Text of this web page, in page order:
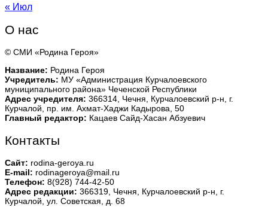
« Июл
О нас
© СМИ «Родина Героя»
Название: Родина Героя
Учредитель: МУ «Администрация Курчалоевского
муниципального района» Чеченской Республики
Адрес учредителя: 366314, Чечня, Курчалоевский р-н, г.
Курчалой, пр. им. Ахмат-Хаджи Кадырова, 50
Главный редактор: Кацаев Сайд-Хасан Абзуевич
Контакты
Сайт: rodina-geroya.ru
E-mail: rodinageroya@mail.ru
Телефон: 8(928) 744-42-50
Адрес редакции: 366319, Чечня, Курчалоевский р-н, г.
Курчалой, ул. Советская, д. 68